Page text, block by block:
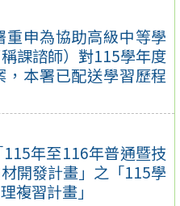
申為協助高級中等學
課諮師）對115學年度
本署已配送學習歷程
年至116年普通暨技
開發計畫」之「115學
複習計畫」